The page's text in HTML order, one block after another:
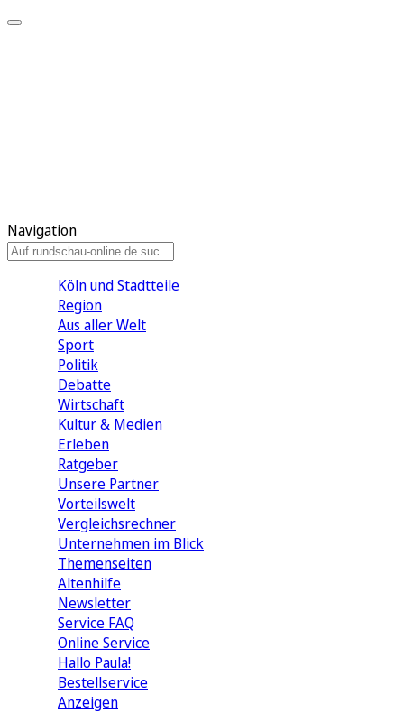
Navigation
Köln und Stadtteile
Region
Aus aller Welt
Sport
Politik
Debatte
Wirtschaft
Kultur & Medien
Erleben
Ratgeber
Unsere Partner
Vorteilswelt
Vergleichsrechner
Unternehmen im Blick
Themenseiten
Altenhilfe
Newsletter
Service FAQ
Online Service
Hallo Paula!
Bestellservice
Anzeigen